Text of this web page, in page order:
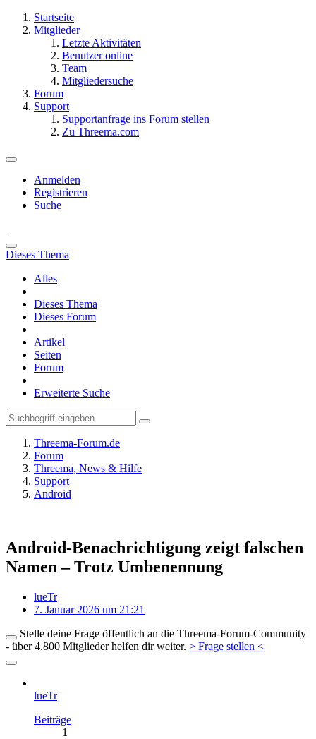
Startseite
Mitglieder
Letzte Aktivitäten
Benutzer online
Team
Mitgliedersuche
Forum
Support
Supportanfrage ins Forum stellen
Zu Threema.com
Anmelden
Registrieren
Suche
Dieses Thema
Alles
Dieses Thema
Dieses Forum
Artikel
Seiten
Forum
Erweiterte Suche
Threema-Forum.de
Forum
Threema, News & Hilfe
Support
Android
Android-Benachrichtigung zeigt falschen
Namen – Trotz Umbenennung
lueTr
7. Januar 2026 um 21:21
Stelle deine Frage öffentlich an die Threema-Forum-Community
- über 4.800 Mitglieder helfen dir weiter. > Frage stellen <
lueTr
Beiträge
1